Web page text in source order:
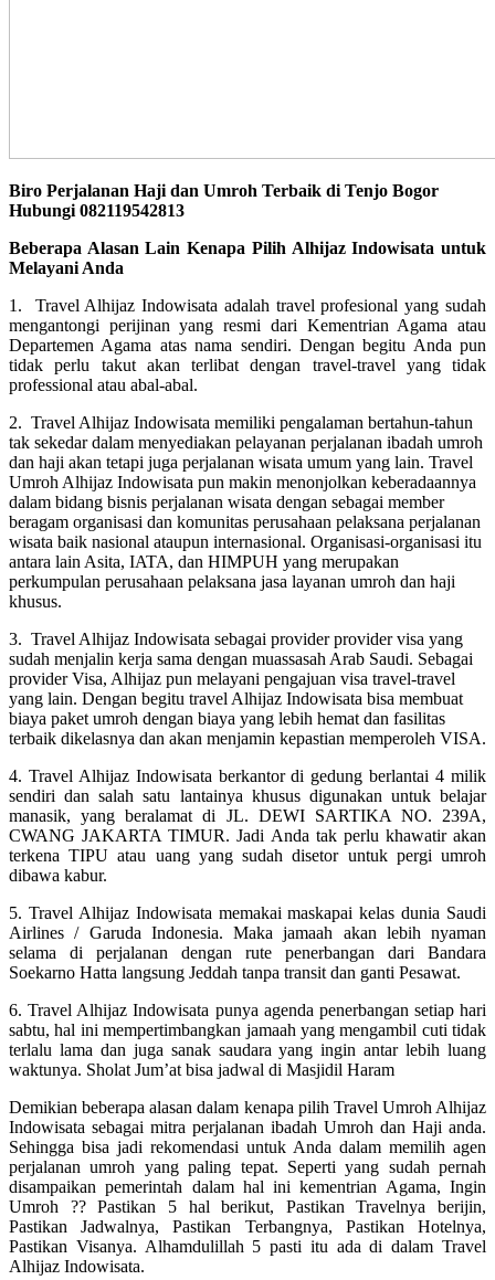
Biro Perjalanan Haji dan Umroh Terbaik di Tenjo Bogor
Hubungi 082119542813
Beberapa Alasan Lain Kenapa Pilih Alhijaz Indowisata untuk
Melayani Anda
1. Travel Alhijaz Indowisata adalah travel profesional yang sudah
mengantongi perijinan yang resmi dari Kementrian Agama atau
Departemen Agama atas nama sendiri. Dengan begitu Anda pun
tidak perlu takut akan terlibat dengan travel-travel yang tidak
professional atau abal-abal.
2. Travel Alhijaz Indowisata memiliki pengalaman bertahun-tahun
tak sekedar dalam menyediakan pelayanan perjalanan ibadah umroh
dan haji akan tetapi juga perjalanan wisata umum yang lain. Travel
Umroh Alhijaz Indowisata pun makin menonjolkan keberadaannya
dalam bidang bisnis perjalanan wisata dengan sebagai member
beragam organisasi dan komunitas perusahaan pelaksana perjalanan
wisata baik nasional ataupun internasional. Organisasi-organisasi itu
antara lain Asita, IATA, dan HIMPUH yang merupakan
perkumpulan perusahaan pelaksana jasa layanan umroh dan haji
khusus.
3. Travel Alhijaz Indowisata sebagai provider provider visa yang
sudah menjalin kerja sama dengan muassasah Arab Saudi. Sebagai
provider Visa, Alhijaz pun melayani pengajuan visa travel-travel
yang lain. Dengan begitu travel Alhijaz Indowisata bisa membuat
biaya paket umroh dengan biaya yang lebih hemat dan fasilitas
terbaik dikelasnya dan akan menjamin kepastian memperoleh VISA.
4. Travel Alhijaz Indowisata berkantor di gedung berlantai 4 milik
sendiri dan salah satu lantainya khusus digunakan untuk belajar
manasik, yang beralamat di JL. DEWI SARTIKA NO. 239A,
CWANG JAKARTA TIMUR. Jadi Anda tak perlu khawatir akan
terkena TIPU atau uang yang sudah disetor untuk pergi umroh
dibawa kabur.
5. Travel Alhijaz Indowisata memakai maskapai kelas dunia Saudi
Airlines / Garuda Indonesia. Maka jamaah akan lebih nyaman
selama di perjalanan dengan rute penerbangan dari Bandara
Soekarno Hatta langsung Jeddah tanpa transit dan ganti Pesawat.
6. Travel Alhijaz Indowisata punya agenda penerbangan setiap hari
sabtu, hal ini mempertimbangkan jamaah yang mengambil cuti tidak
terlalu lama dan juga sanak saudara yang ingin antar lebih luang
waktunya. Sholat Jum’at bisa jadwal di Masjidil Haram
Demikian beberapa alasan dalam kenapa pilih Travel Umroh Alhijaz
Indowisata sebagai mitra perjalanan ibadah Umroh dan Haji anda.
Sehingga bisa jadi rekomendasi untuk Anda dalam memilih agen
perjalanan umroh yang paling tepat. Seperti yang sudah pernah
disampaikan pemerintah dalam hal ini kementrian Agama, Ingin
Umroh ?? Pastikan 5 hal berikut, Pastikan Travelnya berijin,
Pastikan Jadwalnya, Pastikan Terbangnya, Pastikan Hotelnya,
Pastikan Visanya. Alhamdulillah 5 pasti itu ada di dalam Travel
Alhijaz Indowisata.